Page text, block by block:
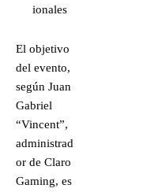
ionales
El objetivo
del evento,
según Juan
Gabriel
“Vincent”,
administrad
or de Claro
Gaming, es